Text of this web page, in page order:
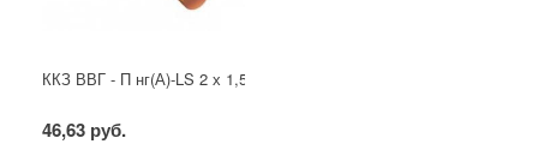
ККЗ ВВГ - П нг(А)-LS 2 х 1,5 ГОСТ
46,63 руб.